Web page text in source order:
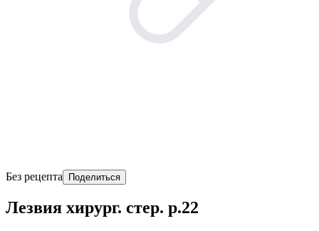
Без рецепта Поделиться
Лезвия хирург. стер. р.22